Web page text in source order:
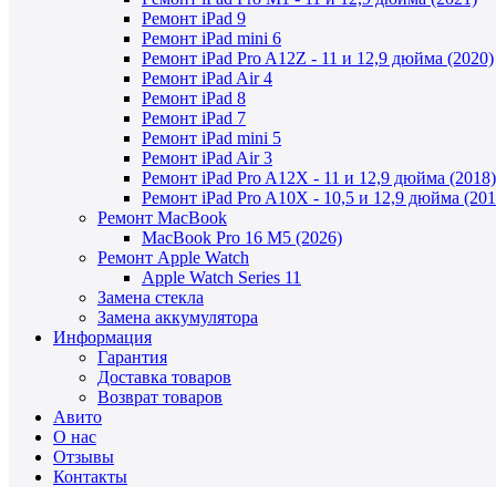
Ремонт iPad 9
Ремонт iPad mini 6
Ремонт iPad Pro A12Z - 11 и 12,9 дюйма (2020)
Ремонт iPad Air 4
Ремонт iPad 8
Ремонт iPad 7
Ремонт iPad mini 5
Ремонт iPad Air 3
Ремонт iPad Pro A12X - 11 и 12,9 дюйма (2018)
Ремонт iPad Pro A10X - 10,5 и 12,9 дюйма
Ремонт MacBook
MacBook Pro 16 M5 (2026)
Ремонт Apple Watch
Apple Watch Series 11
Замена стекла
Замена аккумулятора
Информация
Гарантия
Доставка товаров
Возврат товаров
Авито
О нас
Отзывы
Контакты